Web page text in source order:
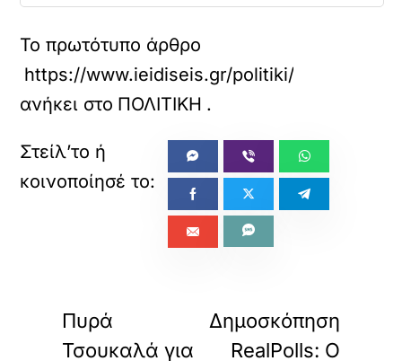
Το πρωτότυπο άρθρο
https://www.ieidiseis.gr/politiki/778393/
ανήκει στο ΠΟΛΙΤΙΚΗ .
Πυρά
Τσουκαλά για
Δημοσκόπηση
RealPolls: Ο